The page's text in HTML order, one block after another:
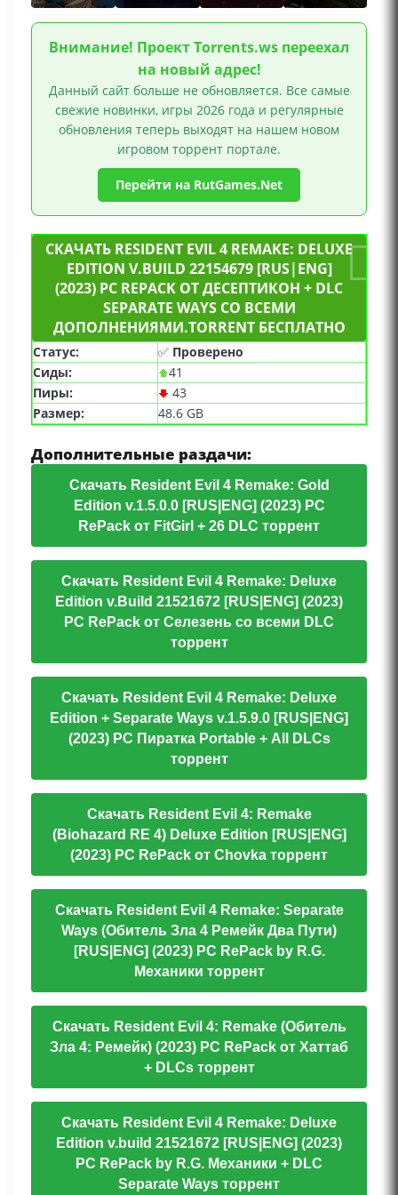
Внимание! Проект Torrents.ws переехал
на новый адрес!
Данный сайт больше не обновляется. Все самые
свежие новинки, игры 2026 года и регулярные
обновления теперь выходят на нашем новом
игровом торрент портале.
Перейти на RutGames.Net
СКАЧАТЬ RESIDENT EVIL 4 REMAKE: DELUXE
EDITION V.BUILD 22154679 [RUS|ENG]
(2023) PC REPACK ОТ ДЕСЕПТИКОН + DLC
SEPARATE WAYS СО ВСЕМИ
ДОПОЛНЕНИЯМИ.TORRENT БЕСПЛАТНО
Статус: ✅ Проверено
Сиды:
41
Пиры:
43
Размер:
48.6 GB
Дополнительные раздачи:
Скачать Resident Evil 4 Remake: Gold
Edition v.1.5.0.0 [RUS|ENG] (2023) PC
RePack от FitGirl + 26 DLC торрент
Скачать Resident Evil 4 Remake: Deluxe
Edition v.Build 21521672 [RUS|ENG] (2023)
PC RePack от Селезень со всеми DLC
торрент
Скачать Resident Evil 4 Remake: Deluxe
Edition + Separate Ways v.1.5.9.0 [RUS|ENG]
(2023) PC Пиратка Portable + All DLCs
торрент
Скачать Resident Evil 4: Remake
(Biohazard RE 4) Deluxe Edition [RUS|ENG]
(2023) PC RePack от Chovka торрент
Скачать Resident Evil 4 Remake: Separate
Ways (Обитель Зла 4 Ремейк Два Пути)
[RUS|ENG] (2023) PC RePack by R.G.
Механики торрент
Скачать Resident Evil 4: Remake (Обитель
Зла 4: Ремейк) (2023) PC RePack от Хаттаб
+ DLCs торрент
Скачать Resident Evil 4 Remake: Deluxe
Edition v.build 21521672 [RUS|ENG] (2023)
PC RePack by R.G. Механики + DLC
Separate Ways торрент